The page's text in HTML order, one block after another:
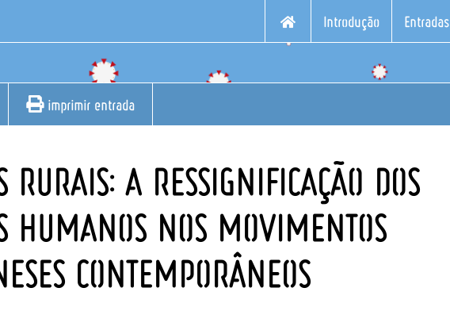
Introdução Entradas
imprimir entrada
RURAIS: A RESSIGNIFICAÇÃO DOS
HUMANOS NOS MOVIMENTOS
CONTEMPORÂNEOS